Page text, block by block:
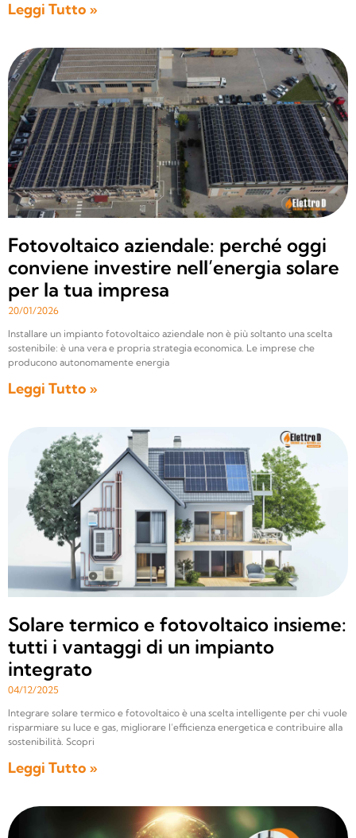
Leggi Tutto »
Fotovoltaico aziendale: perché oggi
conviene investire nell’energia solare
per la tua impresa
20/01/2026
Installare un impianto fotovoltaico aziendale non è più soltanto una scelta
sostenibile: è una vera e propria strategia economica. Le imprese che
producono autonomamente energia
Leggi Tutto »
Solare termico e fotovoltaico insieme:
tutti i vantaggi di un impianto
integrato
04/12/2025
Integrare solare termico e fotovoltaico è una scelta intelligente per chi vuole
risparmiare su luce e gas, migliorare l’efficienza energetica e contribuire alla
sostenibilità. Scopri
Leggi Tutto »